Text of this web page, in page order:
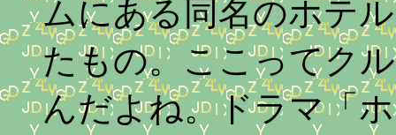
ムにある同名のホテ
たもの。ここってク
んだよね。ドラマ「